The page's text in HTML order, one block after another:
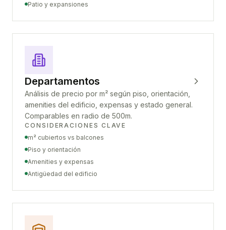
Patio y expansiones
Departamentos
Análisis de precio por m² según piso, orientación,
amenities del edificio, expensas y estado general.
Comparables en radio de 500m.
CONSIDERACIONES CLAVE
m² cubiertos vs balcones
Piso y orientación
Amenities y expensas
Antigüedad del edificio